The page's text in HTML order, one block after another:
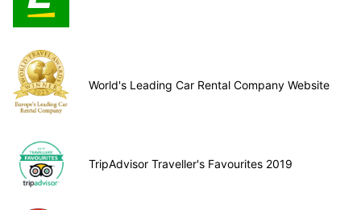
World's Leading Car Rental Company Website
TripAdvisor Traveller's Favourites 2019